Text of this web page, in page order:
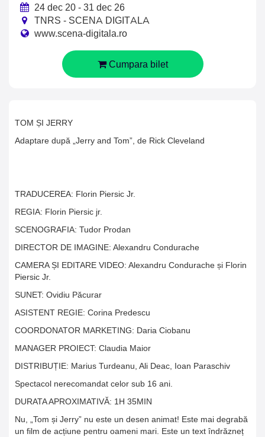
TOM ȘI JERRY
Adaptare după „Jerry and Tom”, de Rick Cleveland
TRADUCEREA: Florin Piersic Jr.
REGIA: Florin Piersic jr.
SCENOGRAFIA: Tudor Prodan
DIRECTOR DE IMAGINE: Alexandru Condurache
CAMERA ȘI EDITARE VIDEO: Alexandru Condurache și Florin
Piersic Jr.
SUNET: Ovidiu Păcurar
ASISTENT REGIE: Corina Predescu
COORDONATOR MARKETING: Daria Ciobanu
MANAGER PROIECT: Claudia Maior
DISTRIBUȚIE: Marius Turdeanu, Ali Deac, Ioan Paraschiv
Spectacol nerecomandat celor sub 16 ani.
DURATA APROXIMATIVĂ: 1H 35MIN
Nu, „Tom și Jerry” nu este un desen animat! Este mai degrabă
un film de acțiune pentru oameni mari. Este un text îndrăzneț
24 dec 20 - 31 dec 26
TNRS - SCENA DIGITALA
www.scena-digitala.ro
Cumpara bilet